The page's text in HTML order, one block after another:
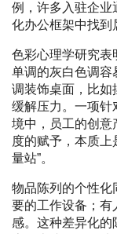
例，许多入驻企业
化办公框架中找到
色彩心理学研究表
单调的灰白色调容
调装饰桌面，比如
缓解压力。一项针
境中，员工的创意
度的赋予，本质上
量站”。
物品陈列的个性化
要的工作设备；有
感。这种差异化